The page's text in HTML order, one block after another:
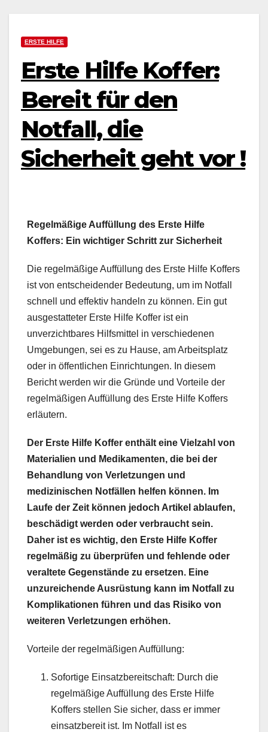
ERSTE HILFE
Erste Hilfe Koffer:
Bereit für den
Notfall, die
Sicherheit geht vor !
Regelmäßige Auffüllung des Erste Hilfe
Koffers: Ein wichtiger Schritt zur Sicherheit
Die regelmäßige Auffüllung des Erste Hilfe Koffers
ist von entscheidender Bedeutung, um im Notfall
schnell und effektiv handeln zu können. Ein gut
ausgestatteter Erste Hilfe Koffer ist ein
unverzichtbares Hilfsmittel in verschiedenen
Umgebungen, sei es zu Hause, am Arbeitsplatz
oder in öffentlichen Einrichtungen. In diesem
Bericht werden wir die Gründe und Vorteile der
regelmäßigen Auffüllung des Erste Hilfe Koffers
erläutern.
Der Erste Hilfe Koffer enthält eine Vielzahl von
Materialien und Medikamenten, die bei der
Behandlung von Verletzungen und
medizinischen Notfällen helfen können. Im
Laufe der Zeit können jedoch Artikel ablaufen,
beschädigt werden oder verbraucht sein.
Daher ist es wichtig, den Erste Hilfe Koffer
regelmäßig zu überprüfen und fehlende oder
veraltete Gegenstände zu ersetzen. Eine
unzureichende Ausrüstung kann im Notfall zu
Komplikationen führen und das Risiko von
weiteren Verletzungen erhöhen.
Vorteile der regelmäßigen Auffüllung:
Sofortige Einsatzbereitschaft: Durch die
regelmäßige Auffüllung des Erste Hilfe
Koffers stellen Sie sicher, dass er immer
einsatzbereit ist. Im Notfall ist es